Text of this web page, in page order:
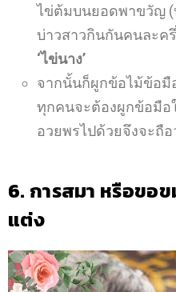
ไข่ต้มบนยอดพาขวัญ (
บ่าวสาวกินกันคนละครึ่
‘ไข่นาง’
จากนั้นก็ผูกข้อไม้ข้อ
ทุกคนจะต้องผูกข้อมือ
อวยพรไปด้วยจึงจะถื
6. การสมา หรือขอ
แต่ง